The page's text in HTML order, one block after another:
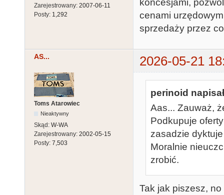
Zarejestrowany: 2007-06-11
Posty: 1,292
cenami
sprzedaży przez
AS... 2026-05-21
Toms Atarowiec
Nieaktywny
Skąd: W-WA
Zarejestrowany: 2002-05-15
Posty: 7,503
perinoid
Aas... Zauważ,
Podkupuje
zasadzie
Moralnie
zrobić.
Tak jak piszesz,